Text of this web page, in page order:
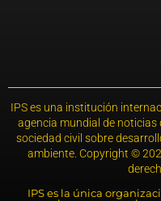
IPS es una institución
agencia mundial de noticias
sociedad civil sobre
ambiente. Copyright ©
IPS es la única